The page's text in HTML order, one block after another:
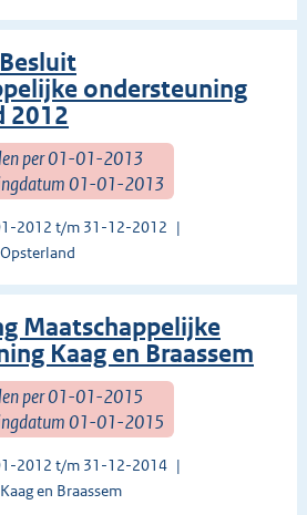
ondersteuning
2012
per 01-01-2013
01-01-2013
2012 t/m 31-12-2012
Maatschappelijke
Kaag en Braassem
per 01-01-2015
01-01-2015
2012 t/m 31-12-2014
en Braassem